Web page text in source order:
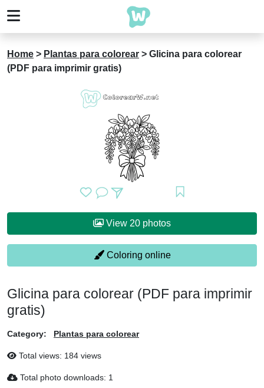
Home > Plantas para colorear > Glicina para colorear
(PDF para imprimir gratis)
View 20 photos
Coloring online
Glicina para colorear (PDF para imprimir
gratis)
Category: Plantas para colorear
Total views: 184 views
Total photo downloads: 1